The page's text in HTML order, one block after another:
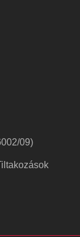
09)